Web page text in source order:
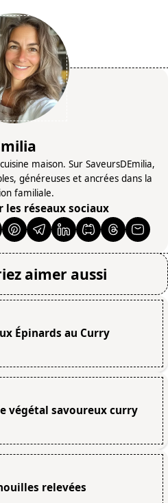
maison. Sur SaveursDEmilia,
généreuses et ancrées dans la
familiale.
les réseaux sociaux
aimer aussi
Épinards au Curry
végétal savoureux curry
relevées